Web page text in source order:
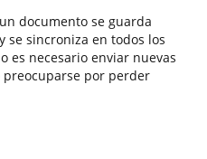
documento se guarda
se sincroniza en todos los
es necesario enviar nuevas
por perder